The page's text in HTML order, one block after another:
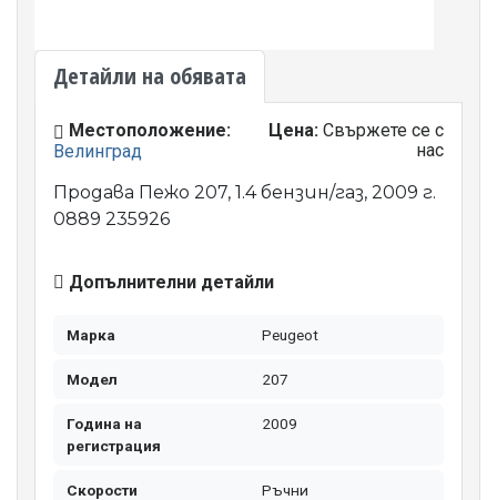
Детайли на обявата
Местоположение:
Велинград
Цена: Свържете се с
нас
Продава Пежо 207, 1.4 бензин/газ, 2009 г.
0889 235926
Допълнителни детайли
Марка Peugeot
Модел 207
Година на
регистрация
2009
Скорости Ръчни